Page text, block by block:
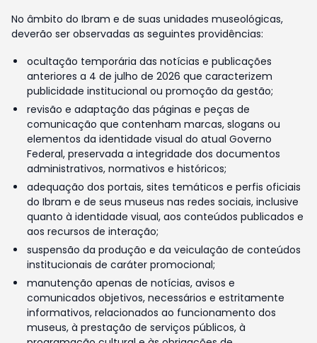
No âmbito do Ibram e de suas unidades museológicas,
deverão ser observadas as seguintes providências:
ocultação temporária das notícias e publicações
anteriores a 4 de julho de 2026 que caracterizem
publicidade institucional ou promoção da gestão;
revisão e adaptação das páginas e peças de
comunicação que contenham marcas, slogans ou
elementos da identidade visual do atual Governo
Federal, preservada a integridade dos documentos
administrativos, normativos e históricos;
adequação dos portais, sites temáticos e perfis oficiais
do Ibram e de seus museus nas redes sociais, inclusive
quanto à identidade visual, aos conteúdos publicados e
aos recursos de interação;
suspensão da produção e da veiculação de conteúdos
institucionais de caráter promocional;
manutenção apenas de notícias, avisos e
comunicados objetivos, necessários e estritamente
informativos, relacionados ao funcionamento dos
museus, à prestação de serviços públicos, à